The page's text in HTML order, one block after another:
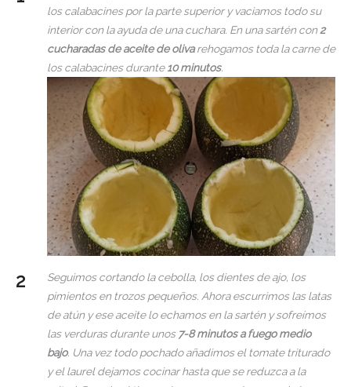
los calabacines por la parte superior y vaciamos todo su
interior con la ayuda de una cuchara. En una sartén con2
cucharadas de aceite de olivarehogamos toda la carne de
los calabacines durante10 minutos.
Seguimos cortando la cebolla, los dientes de ajo, los
pimientos en trozos pequeños. Ahora escurrimos las latas
de atún y ese aceite lo echamos en la sartén y sofreímos
las verduras durante unos7-8 minutos a fuego medio
bajo. Una vez todo pochado añadimos el tomate triturado
y el laurel dejamos cocinar hasta que se reduzca a la